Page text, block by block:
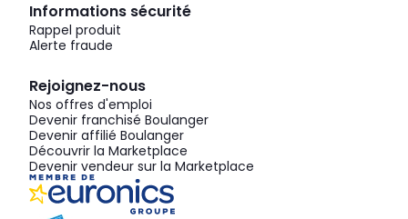
Informations sécurité
Rappel produit
Alerte fraude
Rejoignez-nous
Nos offres d'emploi
Devenir franchisé Boulanger
Devenir affilié Boulanger
Découvrir la Marketplace
Devenir vendeur sur la Marketplace